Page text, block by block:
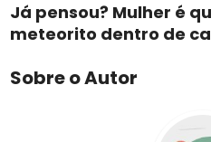
Já pensou? Mulher é
meteorito dentro de
Sobre o Autor